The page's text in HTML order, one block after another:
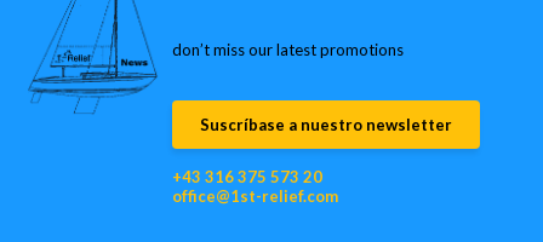
don’t miss our latest promotions
Suscríbase a nuestro newsletter
+43 316 375 573 20
office@1st-relief.com